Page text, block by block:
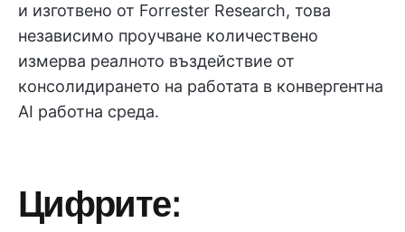
и изготвено от Forrester Research, това
независимо проучване количествено
измерва реалното въздействие от
консолидирането на работата в конвергентна
AI работна среда.
Цифрите: